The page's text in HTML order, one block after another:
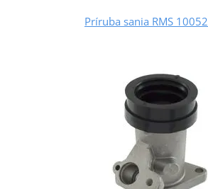
Príruba sania RMS